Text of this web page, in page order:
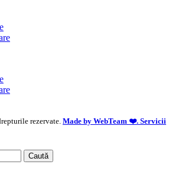
rezervate. Made by WebTeam ❤️. Servicii
Caută